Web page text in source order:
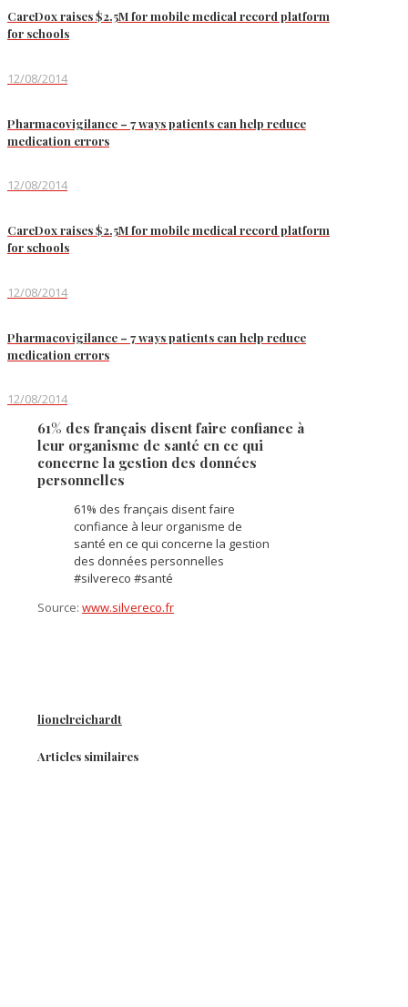
CareDox raises $2.5M for mobile medical record platform
for schools
12/08/2014
Pharmacovigilance – 7 ways patients can help reduce
medication errors
12/08/2014
CareDox raises $2.5M for mobile medical record platform
for schools
12/08/2014
Pharmacovigilance – 7 ways patients can help reduce
medication errors
12/08/2014
61% des français disent faire confiance à
leur organisme de santé en ce qui
concerne la gestion des données
personnelles
61% des français disent faire
confiance à leur organisme de
santé en ce qui concerne la gestion
des données personnelles
#silvereco #santé
Source: www.silvereco.fr
lionelreichardt
Articles similaires